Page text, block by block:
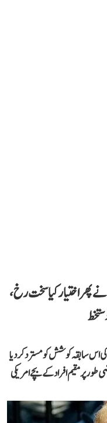
پھر اختیار کیا سخت رخ،
سابقہ کوشش کو مسترد کر دیا
طور پر مقیم افراد کے بچے امریکی